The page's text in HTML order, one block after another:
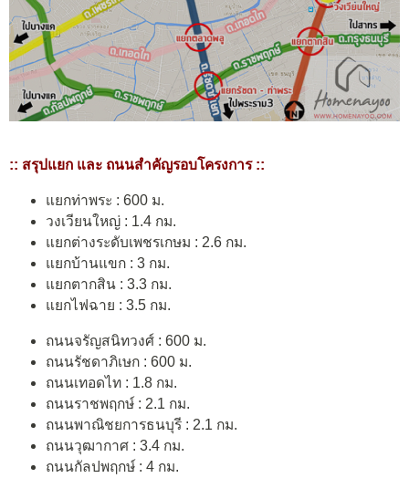
:: สรุปแยก และ ถนนสำคัญรอบโครงการ ::
แยกท่าพระ : 600 ม.
วงเวียนใหญ่ : 1.4 กม.
แยกต่างระดับเพชรเกษม : 2.6 กม.
แยกบ้านแขก : 3 กม.
แยกตากสิน : 3.3 กม.
แยกไฟฉาย : 3.5 กม.
ถนนจรัญสนิทวงศ์ : 600 ม.
ถนนรัชดาภิเษก : 600 ม.
ถนนเทอดไท : 1.8 กม.
ถนนราชพฤกษ์ : 2.1 กม.
ถนนพาณิชยการธนบุรี : 2.1 กม.
ถนนวุฒากาศ : 3.4 กม.
ถนนกัลปพฤกษ์ : 4 กม.